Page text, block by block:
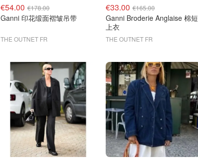
€54.00 €178.00
Ganni 印花缎面褶皱吊带
THE OUTNET FR
€33.00 €165.00
Ganni Broderie Anglaise 棉短
上衣
THE OUTNET FR